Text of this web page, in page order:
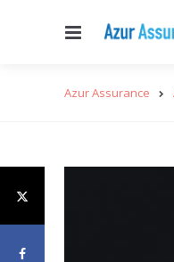
Menu
Azur Assurance